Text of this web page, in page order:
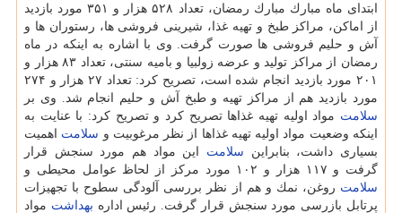
ابتدای ماه مبارك مبارك رمضان، تعداد ۵۲۸ هزار و ۳۵۱ مورد بازدید
از اماكن، مراكز طبخ و تهیه غذا، شیرینی فروشی ها، رستوران ها و
آش و حلیم فروشی ها صورت گرفت. وی با اشاره به اینكه در ماه
رمضان از مراكز تولید و عرضه زولبیا و بامیه سنتی، تعداد ۸۳ هزار و
۲۰۱ مورد بازدید انجام شده است، تصریح كرد: تعداد ۲۷ هزار و ۲۷۴
مورد بازدید هم از مراكز تهیه و طبخ آش و حلیم انجام شد. وی بر
سلامت مواد اولیه تهیه غذاها تصریح كرد و تصریح كرد: با عنایت به
اینكه وضعیت مواد اولیه تهیه غذاها از نظر مرغوبیت و سلامت اهمیت
بسیاری داشت، بنابراین سلامت این مواد هم مورد سنجش قرار
گرفت و ۱۱۷ هزار و ۱۰۲ مورد مركز از لحاظ عوامل محیطی و
سلامت روغن، نمك و هم از نظر بررسی آلودگی سطوح با تجهیزات
پرتابل بازرسی مورد سنجش قرار گرفت. رئیس اداره بهداشت مواد